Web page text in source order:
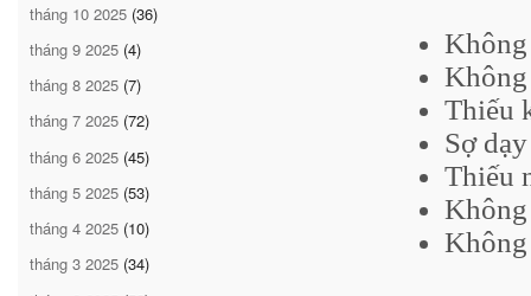
tháng 10 2025 (36)
tháng 9 2025 (4)
tháng 8 2025 (7)
tháng 7 2025 (72)
tháng 6 2025 (45)
tháng 5 2025 (53)
tháng 4 2025 (10)
tháng 3 2025 (34)
Không
Thiếu
Sợ
Thiếu
Không